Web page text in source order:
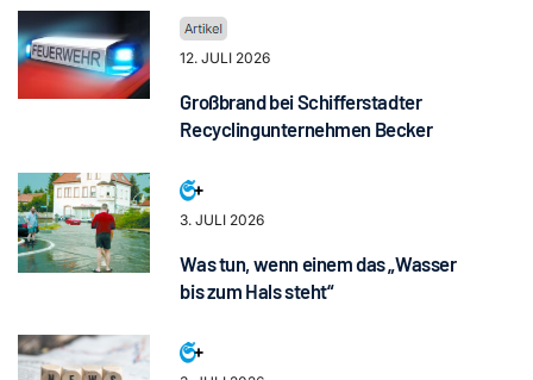
12. JULI 2026
Großbrand bei Schifferstadter
Recyclingunternehmen Becker
3. JULI 2026
Was tun, wenn einem das „Wasser
bis zum Hals steht“